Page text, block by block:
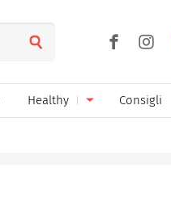
Healthy Consigli